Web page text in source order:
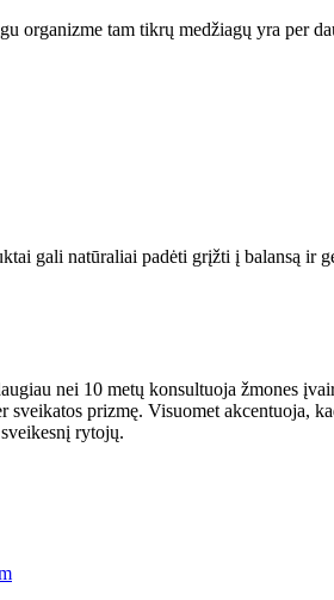
tam tikrų medžiagų yra per
gali natūraliai padėti grįžti į balansą ir
nei 10 metų konsultuoja žmones
prizmę. Visuomet akcentuoja,
rytojų.